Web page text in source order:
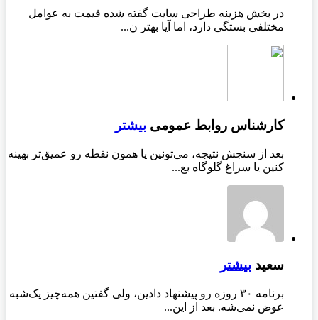
در بخش هزینه طراحی سایت گفته شده قیمت به عوامل
مختلفی بستگی دارد، اما آیا بهتر ن...
کارشناس روابط عمومی بیشتر
بعد از سنجش نتیجه، می‌تونین یا همون نقطه رو عمیق‌تر بهینه
کنین یا سراغ گلوگاه بع...
سعید بیشتر
برنامه ۳۰ روزه رو پیشنهاد دادین، ولی گفتین همه‌چیز یک‌شبه
عوض نمی‌شه. بعد از این...